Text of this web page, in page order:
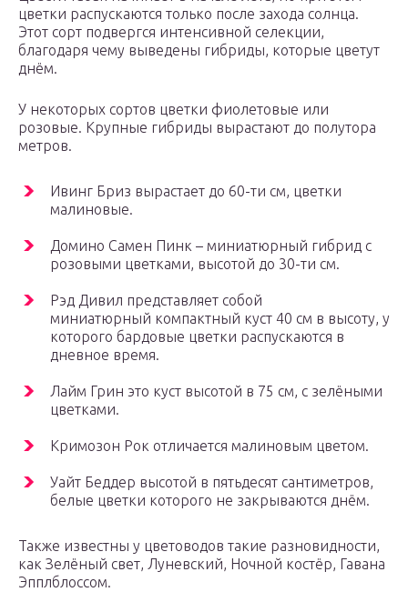
цветки распускаются только после захода солнца.
Этот сорт подвергся интенсивной селекции,
благодаря чему выведены гибриды, которые цветут
днём.
У некоторых сортов цветки фиолетовые или
розовые. Крупные гибриды вырастают до полутора
метров.
Ивинг Бриз вырастает до 60-ти см, цветки
малиновые.
Домино Самен Пинк – миниатюрный гибрид с
розовыми цветками, высотой до 30-ти см.
Рэд Дивил представляет собой
миниатюрный компактный куст 40 см в высоту, у
которого бардовые цветки распускаются в
дневное время.
Лайм Грин это куст высотой в 75 см, с зелёными
цветками.
Кримозон Рок отличается малиновым цветом.
Уайт Беддер высотой в пятьдесят сантиметров,
белые цветки которого не закрываются днём.
Также известны у цветоводов такие разновидности,
как Зелёный свет, Луневский, Ночной костёр, Гавана
Эпплблоссом.